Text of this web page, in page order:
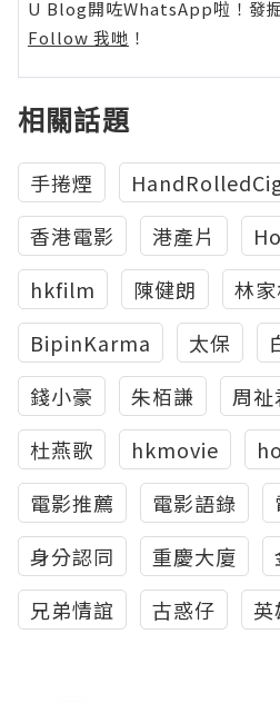
U Blog開咗WhatsApp啦！發
Follow 我哋 ！
相關話題
手捲煙
香港電影
港產片
hkfilm
陳健朗
林
BipinKarma
太保
錢小豪
朱栢謙 周祉
杜燕歌
hkmovie
電影推薦
電影語錄
身分認同
重慶大廈
兄弟情誼
古惑仔